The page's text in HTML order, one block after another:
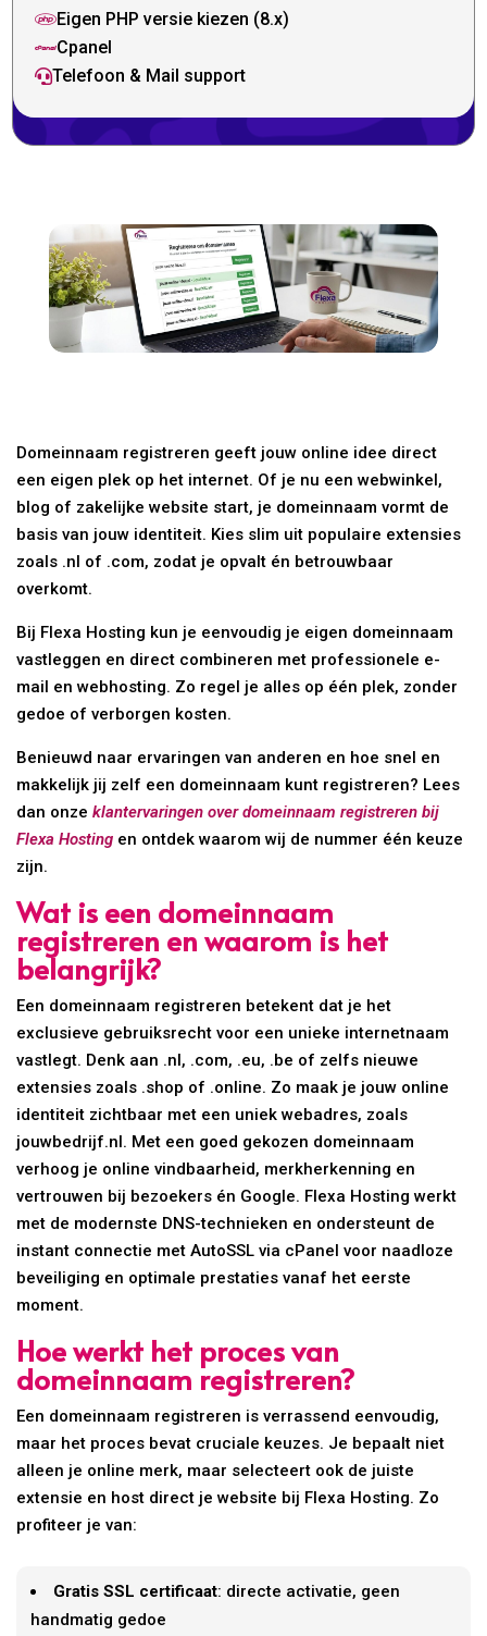
Eigen PHP versie kiezen (8.x)
Cpanel
Telefoon & Mail support
Domeinnaam registreren geeft jouw online idee direct
een eigen plek op het internet. Of je nu een webwinkel,
blog of zakelijke website start, je domeinnaam vormt de
basis van jouw identiteit. Kies slim uit populaire extensies
zoals .nl of .com, zodat je opvalt én betrouwbaar
overkomt.
Bij Flexa Hosting kun je eenvoudig je eigen domeinnaam
vastleggen en direct combineren met professionele e-
mail en webhosting. Zo regel je alles op één plek, zonder
gedoe of verborgen kosten.
Benieuwd naar ervaringen van anderen en hoe snel en
makkelijk jij zelf een domeinnaam kunt registreren? Lees
dan onzeklantervaringen over domeinnaam registreren bij
Flexa Hosting en ontdek waarom wij de nummer één keuze
zijn.
Wat is een domeinnaam
registreren en waarom is het
belangrijk?
Een domeinnaam registreren betekent dat je het
exclusieve gebruiksrecht voor een unieke internetnaam
vastlegt. Denk aan .nl, .com, .eu, .be of zelfs nieuwe
extensies zoals .shop of .online. Zo maak je jouw online
identiteit zichtbaar met een uniek webadres, zoals
jouwbedrijf.nl. Met een goed gekozen domeinnaam
verhoog je online vindbaarheid, merkherkenning en
vertrouwen bij bezoekers én Google. Flexa Hosting werkt
met de modernste DNS-technieken en ondersteunt de
instant connectie met AutoSSL via cPanel voor naadloze
beveiliging en optimale prestaties vanaf het eerste
moment.
Hoe werkt het proces van
domeinnaam registreren?
Een domeinnaam registreren is verrassend eenvoudig,
maar het proces bevat cruciale keuzes. Je bepaalt niet
alleen je online merk, maar selecteert ook de juiste
extensie en host direct je website bij Flexa Hosting. Zo
profiteer je van:
Gratis SSL certificaat: directe activatie, geen
handmatig gedoe